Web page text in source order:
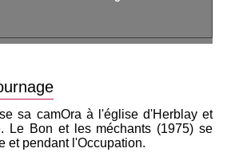
sa camОra à l'église d'Herblay et
Le Bon et les méchants (1975) se
et pendant l'Occupation.